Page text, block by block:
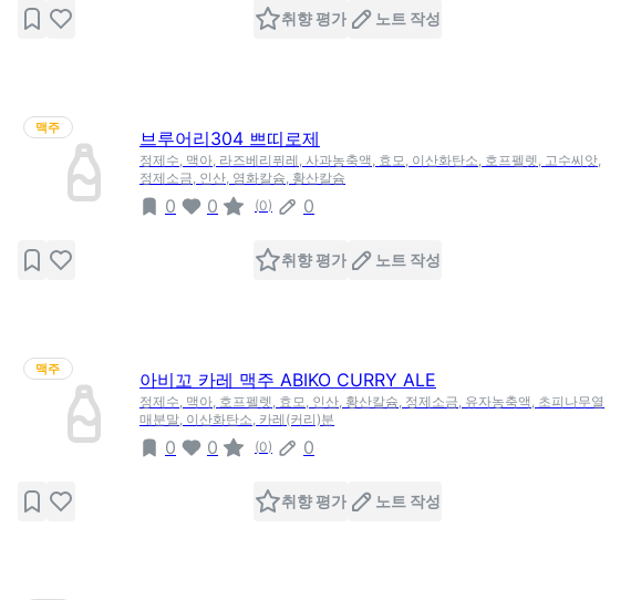
취향 평가 노트 작성
맥주
브루어리304 쁘띠로제
정제수, 맥아, 라즈베리퓌레, 사과농축액, 효모, 이산화탄소, 호프펠렛, 고수씨앗,
정제소금, 인산, 염화칼슘, 황산칼슘
0 0 (0) 0
취향 평가 노트 작성
맥주
아비꼬 카레 맥주 ABIKO CURRY ALE
정제수, 맥아, 호프펠렛, 효모, 인산, 황산칼슘, 정제소금, 유자농축액, 초피나무열
매분말, 이산화탄소, 카레(커리)분
0 0 (0) 0
취향 평가 노트 작성